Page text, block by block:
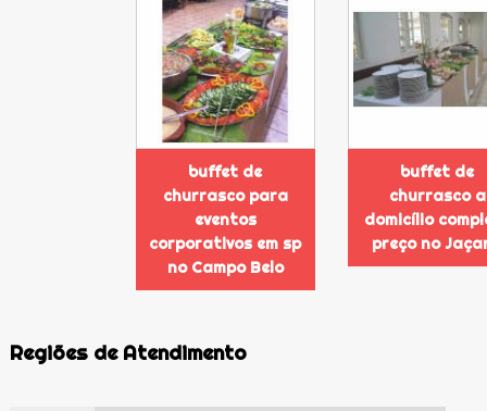
buffet de
churrasco para
eventos
corporativos em sp
no Campo Belo
buffet de
churrasco a
domicílio
preço no
Regiões de Atendimento